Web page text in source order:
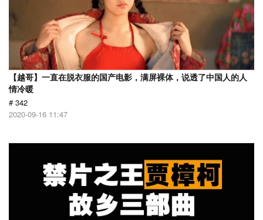
【越哥】一直在脱衣服的国产电影，满屏裸体，说透了中国人的人
情冷暖
# 342
2020-09-16 11:47